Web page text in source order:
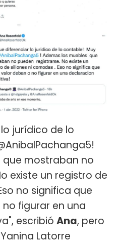
jurídico de lo
que mostraban no
existe un registro de
no significa que
figurar en una
escribió Ana, pero
Latorre